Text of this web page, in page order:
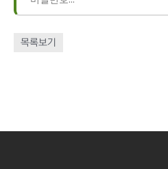
목록보기